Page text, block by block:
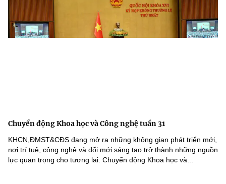
Chuyển động Khoa học và Công nghệ tuần 31
KHCN,ĐMST&CĐS đang mở ra những không gian phát triển mới,
nơi trí tuệ, công nghệ và đổi mới sáng tạo trở thành những nguồn
lực quan trọng cho tương lai. Chuyển động Khoa học và...